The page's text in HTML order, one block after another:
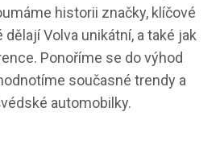
historii značky, klíčové
Volva unikátní, a také jak
Ponoříme se do výhod
současné trendy a
automobilky.